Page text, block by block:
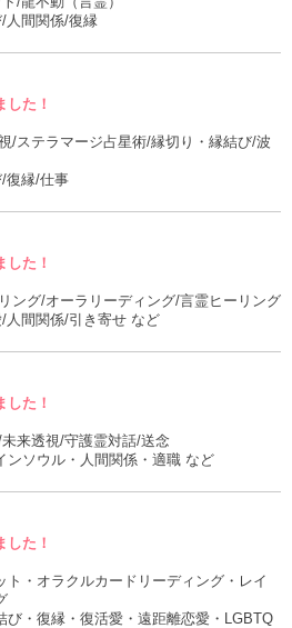
人間関係/復縁
した！
/ステラマージ占星術/縁切り・縁結び/波
/復縁/仕事
した！
ング/オーラリーディング/言霊ヒーリング
/人間関係/引き寄せ など
した！
来透視/守護霊対話/送念
ンソウル・人間関係・適職 など
した！
ト・オラクルカードリーディング・レイ
び・復縁・復活愛・遠距離恋愛・LGBTQ